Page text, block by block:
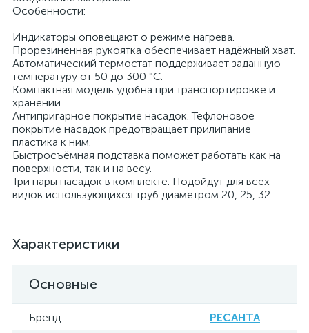
Особенности:
Индикаторы оповещают о режиме нагрева.
Прорезиненная рукоятка обеспечивает надёжный хват.
Автоматический термостат поддерживает заданную
температуру от 50 до 300 °C.
Компактная модель удобна при транспортировке и
хранении.
Антипригарное покрытие насадок. Тефлоновое
покрытие насадок предотвращает прилипание
пластика к ним.
Быстросъёмная подставка поможет работать как на
поверхности, так и на весу.
Три пары насадок в комплекте. Подойдут для всех
видов использующихся труб диаметром 20, 25, 32.
Характеристики
Основные
Бренд РЕСАНТА